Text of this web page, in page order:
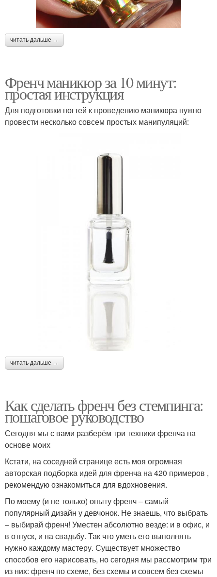
читать дальше →
Френч маникюр за 10 минут:
простая инструкция
Для подготовки ногтей к проведению маникюра нужно
провести несколько совсем простых манипуляций:
читать дальше →
Как сделать френч без стемпинга:
пошаговое руководство
Сегодня мы с вами разберём три техники френча на
основе моих
Кстати, на соседней странице есть моя огромная
авторская подборка идей для френча на 420 примеров ,
рекомендую ознакомиться для вдохновения.
По моему (и не только) опыту френч – самый
популярный дизайн у девчонок. Не знаешь, что выбрать
– выбирай френч! Уместен абсолютно везде: и в офис, и
в отпуск, и на свадьбу. Так что уметь его выполнять
нужно каждому мастеру. Существует множество
способов его нарисовать, но сегодня мы рассмотрим три
из них: френч по схеме, без схемы и совсем без схемы